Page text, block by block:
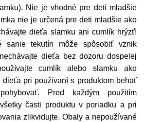
Nie je vhodné pre deti mladšie
nie je určená pre deti mladšie ako
dieťa slamku ani cumlík hrýzť!
sanie tekutín môže spôsobiť vznik
dieťa bez dozoru dospelej
cumlík alebo slamku ako
dieťa pri používaní s produktom behať
Pred každým použitím
časti produktu v poriadku a pri
zlikvidujte. Obaly a nepoužívané